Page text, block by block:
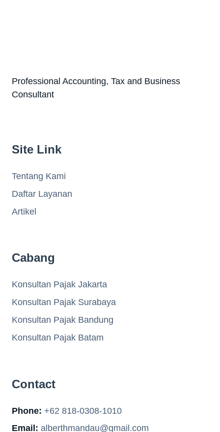
Professional Accounting, Tax and Business
Consultant
Site Link
Tentang Kami
Daftar Layanan
Artikel
Cabang
Konsultan Pajak Jakarta
Konsultan Pajak Surabaya
Konsultan Pajak Bandung
Konsultan Pajak Batam
Contact
Phone: +62 818-0308-1010
Email: alberthmandau@gmail.com